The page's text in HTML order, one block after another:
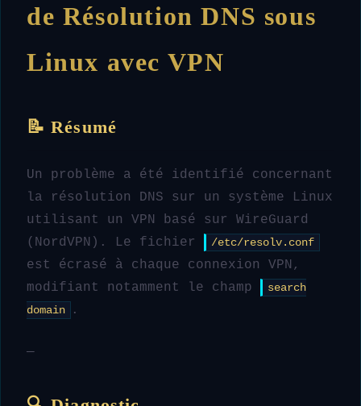
de Résolution DNS sous
Linux avec VPN
📝 Résumé
Un problème a été identifié concernant
la résolution DNS sur un système Linux
utilisant un VPN basé sur WireGuard
(NordVPN). Le fichier
/etc/resolv.conf
est écrasé à chaque connexion VPN,
modifiant notamment le champ
search
domain
.
—